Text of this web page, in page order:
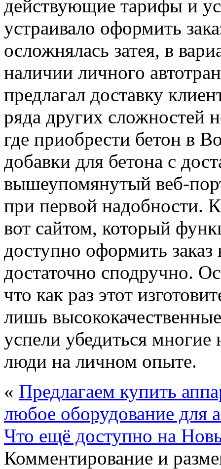
действующие тарифы и
устраивало оформить
осложнялась затея, в
наличии личного
предлагал доставку
ряда других сложностей
где приобрести бетон в
добавки для бетона с
вышеупомянутый веб-
при первой надобности.
вот сайтом, который
доступно оформить
достаточно сподручно.
что как раз этот
лишь
успели убедиться
люди на личном опыте.
« Предлагаем купить
любое оборудование для
Что ещё доступно на
Комментирование и